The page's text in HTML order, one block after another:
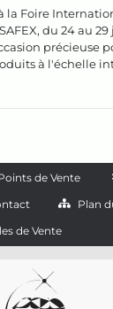
la Foire
du 24 au
précieuse
à l'échelle
de Vente
Plan
de Vente